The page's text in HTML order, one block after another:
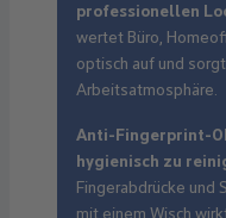
professionellen
wertet Büro,
optisch auf und
Arbeitsatmosphäre.
Anti-Fingerprint-
hygienisch zu
Fingerabdrücke und
mit einem Wisch